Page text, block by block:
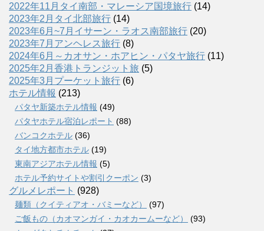
2022年11月タイ南部・マレーシア国境旅行 (14)
2023年2月タイ北部旅行 (14)
2023年6月~7月イサーン・ラオス南部旅行 (20)
2023年7月アンヘレス旅行 (8)
2024年6月～カオサン・ホアヒン・パタヤ旅行 (11)
2025年2月香港トランジット旅 (5)
2025年3月プーケット旅行 (6)
ホテル情報 (213)
パタヤ新築ホテル情報 (49)
パタヤホテル宿泊レポート (88)
バンコクホテル (36)
タイ地方都市ホテル (19)
東南アジアホテル情報 (5)
ホテル予約サイトや割引クーポン (3)
グルメレポート (928)
麺類（クイティアオ・バミーなど）
(97)
ご飯もの（カオマンガイ・カオカームーなど）
(93)